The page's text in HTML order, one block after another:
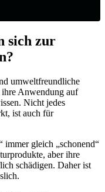
sich zur
umweltfreundliche
Anwendung auf
Nicht jedes
ist auch für
immer gleich „schonend“
aber ihre
schädigen. Daher ist